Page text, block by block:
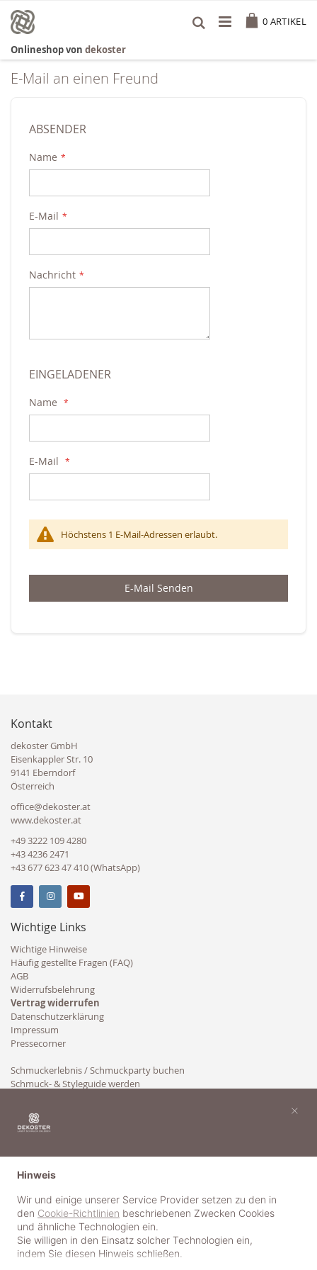
Inhalt
springen
0 ARTIKEL
Onlineshop von dekoster
E-Mail an einen Freund
ABSENDER
Name
E-Mail
Nachricht
EINGELADENER
Name
E-Mail
Höchstens 1 E-Mail-Adressen erlaubt.
E-Mail Senden
Kontakt
dekoster GmbH
Eisenkappler Str. 10
9141 Eberndorf
Österreich
office@dekoster.at
www.dekoster.at
+49 3222 109 4280
+43 4236 2471
+43 677 623 47 410 (WhatsApp)
Wichtige Links
Wichtige Hinweise
Häufig gestellte Fragen (FAQ)
AGB
Widerrufsbelehrung
Vertrag widerrufen
Datenschutzerklärung
Impressum
Pressecorner
Schmuckerlebnis / Schmuckparty buchen
Schmuck- & Styleguide werden
Hinweis
Wir und einige unserer Service Provider setzen zu den in
den Cookie-Richtlinien beschriebenen Zwecken Cookies
und ähnliche Technologien ein.
Sie willigen in den Einsatz solcher Technologien ein,
indem Sie diesen Hinweis schließen.
×